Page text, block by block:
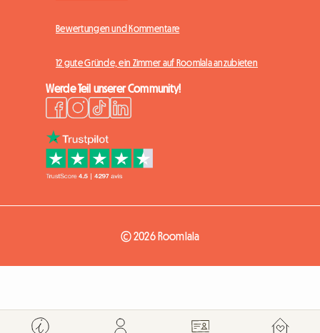
Bewertungen und Kommentare
12 gute Gründe, ein Zimmer auf Roomlala anzubieten
Werde Teil unserer Community!
© 2026 Roomlala